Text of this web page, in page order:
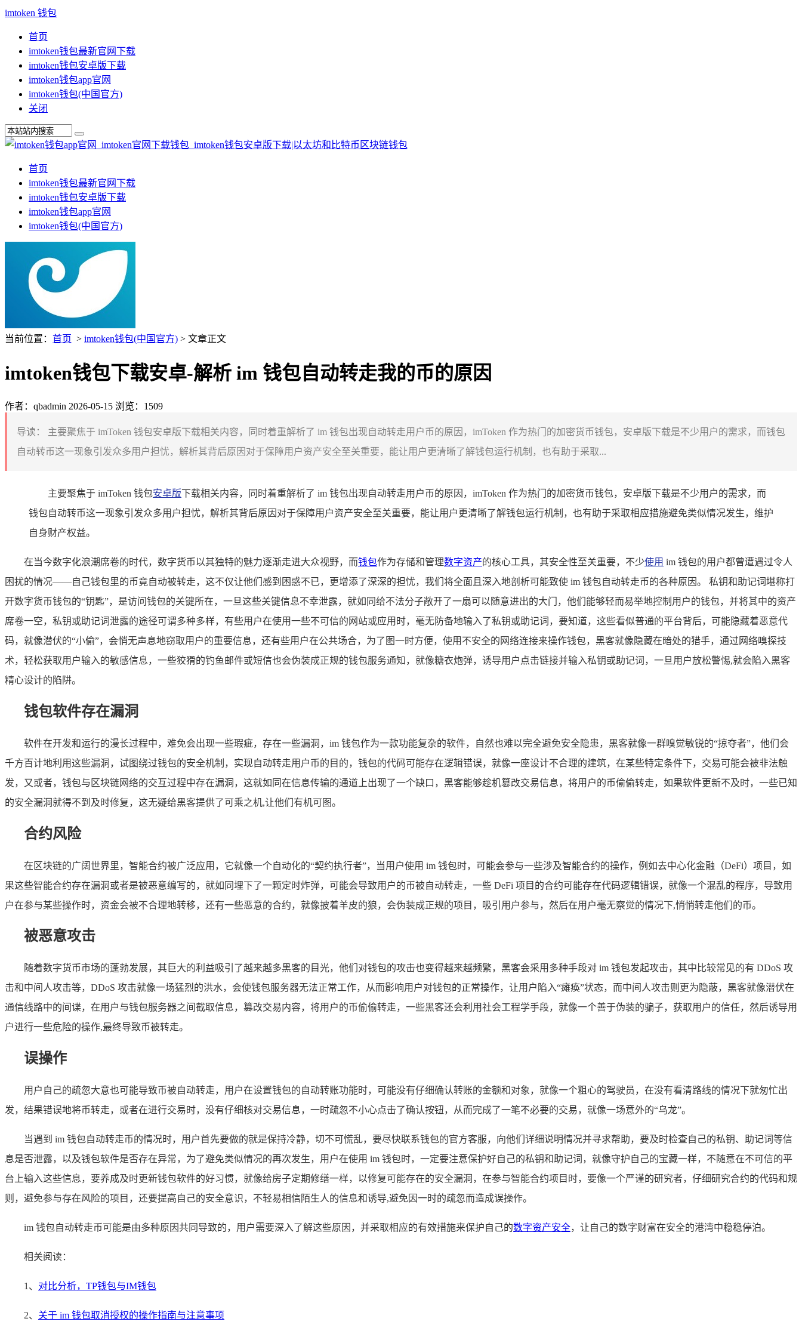
imtoken 钱包
首页
imtoken钱包最新官网下载
imtoken钱包安卓版下载
imtoken钱包app官网
imtoken钱包(中国官方)
关闭
首页
imtoken钱包最新官网下载
imtoken钱包安卓版下载
imtoken钱包app官网
imtoken钱包(中国官方)
当前位置： 首页 > imtoken钱包(中国官方) > 文章正文
imtoken钱包下载安卓-解析 im 钱包自动转走我的币的原因
作者：qbadmin 2026-05-15 浏览：1509
导读：
主要聚焦于 imToken 钱包安卓版下载相关内容，同时着重解析了 im 钱包出现自动转走用户币的原因，imToken 作为热门的加密货币钱包，安卓版下载是不少用户的需求，而钱包
自动转币这一现象引发众多用户担忧，解析其背后原因对于保障用户资产安全至关重要，能让用户更清晰了解钱包运行机制，也有助于采取...
主要聚焦于 imToken 钱包安卓版下载相关内容，同时着重解析了 im 钱包出现自动转走用户币的原因，imToken 作为热门的加密货币钱包，安卓版下载是不少用户的需求，而
钱包自动转币这一现象引发众多用户担忧，解析其背后原因对于保障用户资产安全至关重要，能让用户更清晰了解钱包运行机制，也有助于采取相应措施避免类似情况发生，维护
自身财产权益。
在当今数字化浪潮席卷的时代，数字货币以其独特的魅力逐渐走进大众视野，而钱包作为存储和管理数字资产的核心工具，其安全性至关重要，不少使用 im 钱包的用户都曾遭遇过令人
困扰的情况——自己钱包里的币竟自动被转走，这不仅让他们感到困惑不已，更增添了深深的担忧，我们将全面且深入地剖析可能致使 im 钱包自动转走币的各种原因。 私钥和助记词堪称打
开数字货币钱包的“钥匙”，是访问钱包的关键所在，一旦这些关键信息不幸泄露，就如同给不法分子敞开了一扇可以随意进出的大门，他们能够轻而易举地控制用户的钱包，并将其中的资产
席卷一空，私钥或助记词泄露的途径可谓多种多样，有些用户在使用一些不可信的网站或应用时，毫无防备地输入了私钥或助记词，要知道，这些看似普通的平台背后，可能隐藏着恶意代
码，就像潜伏的“小偷”，会悄无声息地窃取用户的重要信息，还有些用户在公共场合，为了图一时方便，使用不安全的网络连接来操作钱包，黑客就像隐藏在暗处的猎手，通过网络嗅探技
术，轻松获取用户输入的敏感信息，一些狡猾的钓鱼邮件或短信也会伪装成正规的钱包服务通知，就像糖衣炮弹，诱导用户点击链接并输入私钥或助记词，一旦用户放松警惕,就会陷入黑客
精心设计的陷阱。
钱包软件存在漏洞
软件在开发和运行的漫长过程中，难免会出现一些瑕疵，存在一些漏洞，im 钱包作为一款功能复杂的软件，自然也难以完全避免安全隐患，黑客就像一群嗅觉敏锐的“掠夺者”，他们会
千方百计地利用这些漏洞，试图绕过钱包的安全机制，实现自动转走用户币的目的，钱包的代码可能存在逻辑错误，就像一座设计不合理的建筑，在某些特定条件下，交易可能会被非法触
发，又或者，钱包与区块链网络的交互过程中存在漏洞，这就如同在信息传输的通道上出现了一个缺口，黑客能够趁机篡改交易信息，将用户的币偷偷转走，如果软件更新不及时，一些已知
的安全漏洞就得不到及时修复，这无疑给黑客提供了可乘之机,让他们有机可图。
合约风险
在区块链的广阔世界里，智能合约被广泛应用，它就像一个自动化的“契约执行者”，当用户使用 im 钱包时，可能会参与一些涉及智能合约的操作，例如去中心化金融（DeFi）项目，如
果这些智能合约存在漏洞或者是被恶意编写的，就如同埋下了一颗定时炸弹，可能会导致用户的币被自动转走，一些 DeFi 项目的合约可能存在代码逻辑错误，就像一个混乱的程序，导致用
户在参与某些操作时，资金会被不合理地转移，还有一些恶意的合约，就像披着羊皮的狼，会伪装成正规的项目，吸引用户参与，然后在用户毫无察觉的情况下,悄悄转走他们的币。
被恶意攻击
随着数字货币市场的蓬勃发展，其巨大的利益吸引了越来越多黑客的目光，他们对钱包的攻击也变得越来越频繁，黑客会采用多种手段对 im 钱包发起攻击，其中比较常见的有 DDoS 攻
击和中间人攻击等，DDoS 攻击就像一场猛烈的洪水，会使钱包服务器无法正常工作，从而影响用户对钱包的正常操作，让用户陷入“瘫痪”状态，而中间人攻击则更为隐蔽，黑客就像潜伏在
通信线路中的间谍，在用户与钱包服务器之间截取信息，篡改交易内容，将用户的币偷偷转走，一些黑客还会利用社会工程学手段，就像一个善于伪装的骗子，获取用户的信任，然后诱导用
户进行一些危险的操作,最终导致币被转走。
误操作
用户自己的疏忽大意也可能导致币被自动转走，用户在设置钱包的自动转账功能时，可能没有仔细确认转账的金额和对象，就像一个粗心的驾驶员，在没有看清路线的情况下就匆忙出
发，结果错误地将币转走，或者在进行交易时，没有仔细核对交易信息，一时疏忽不小心点击了确认按钮，从而完成了一笔不必要的交易，就像一场意外的“乌龙”。
当遇到 im 钱包自动转走币的情况时，用户首先要做的就是保持冷静，切不可慌乱，要尽快联系钱包的官方客服，向他们详细说明情况并寻求帮助，要及时检查自己的私钥、助记词等信
息是否泄露，以及钱包软件是否存在异常，为了避免类似情况的再次发生，用户在使用 im 钱包时，一定要注意保护好自己的私钥和助记词，就像守护自己的宝藏一样，不随意在不可信的平
台上输入这些信息，要养成及时更新钱包软件的好习惯，就像给房子定期修缮一样，以修复可能存在的安全漏洞，在参与智能合约项目时，要像一个严谨的研究者，仔细研究合约的代码和规
则，避免参与存在风险的项目，还要提高自己的安全意识，不轻易相信陌生人的信息和诱导,避免因一时的疏忽而造成误操作。
im 钱包自动转走币可能是由多种原因共同导致的，用户需要深入了解这些原因，并采取相应的有效措施来保护自己的数字资产安全，让自己的数字财富在安全的港湾中稳稳停泊。
相关阅读：
1、 对比分析，TP钱包与IM钱包
2、 关于 im 钱包取消授权的操作指南与注意事项